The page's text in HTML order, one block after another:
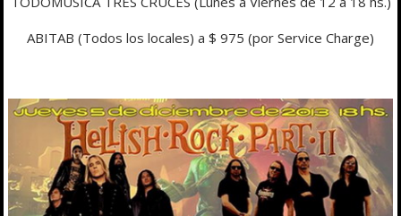
ABITAB (Todos los locales) a $ 975 (por Service Charge)